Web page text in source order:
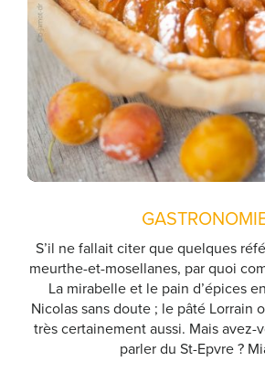
S’il ne fallait citer que quelques
meurthe-et-mosellanes, par quoi
La mirabelle et le pain d’épices
Nicolas sans doute ; le pâté Lorrain
très certainement aussi. Mais avez-
parler du St-Epvre ?